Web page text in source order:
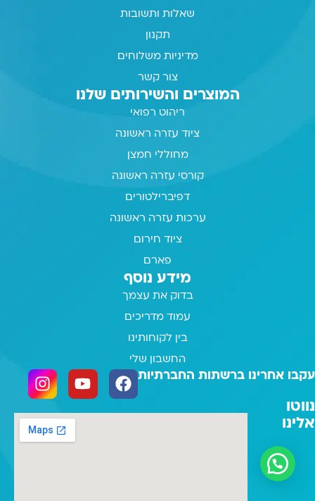
שאלות ותשובות
תקנון
מדיניות משלוחים
צור קשר
המוצרים והשירותים שלנו
ריהוט רפואי
ציוד עזרה ראשונה
מחוללי חמצן
קורסי עזרה ראשונה
דפיברילטורים
ערכות עזרה ראשונה
ציוד חירום
פארם
מידע נוסף
בדוק את עצמך
עמוד מדריכים
בין לקוחותינו
החשבון שלי
עקבו אחרינו ברשתות החברתיות
נווטו
אלינו